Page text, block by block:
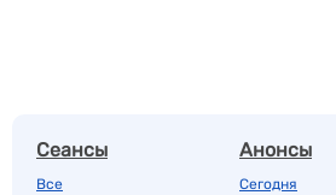
Сеансы
Все
Анонсы
Сегодня